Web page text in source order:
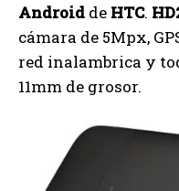
Android de HTC.
cámara de 5Mpx,
red inalambrica y
11mm de grosor.